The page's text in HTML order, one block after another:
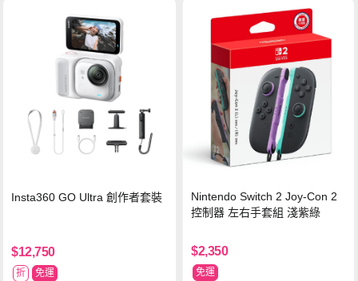
Insta360 GO Ultra 創作者套裝
$12,750
折 免運
Nintendo Switch 2 Joy-Con 2
控制器 左右手套組 淺紫綠
$2,350
免運